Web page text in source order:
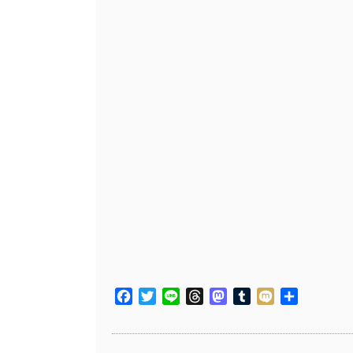
Facebook
TwitterLine ThreadsMastodon
TumblrMixi